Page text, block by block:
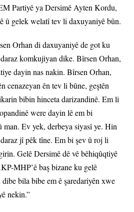
Partiyê ya Dersimê Ayten Kordu,
û gelek welatî tev li daxuyaniyê bûn.
Orhan di daxuyaniyê de got ku
komkujiyan dike. Bîrsen Orhan,
dayin nas nakin. Bîrsen Orhan,
cenazeyan ên tev li bûne, geştên
bibin hinceta darizandinê. Em li
were dayin lê em bi
man. Ev yek, derbeya siyasî ye. Hin
jî pêk tîne. Em bi şev û roj li
Gelê Dersimê dê vê bêhiqûqtiyê
MHP’ê baş bizane ku gelê
bila bibe em ê şaredariyên xwe
nekin.”